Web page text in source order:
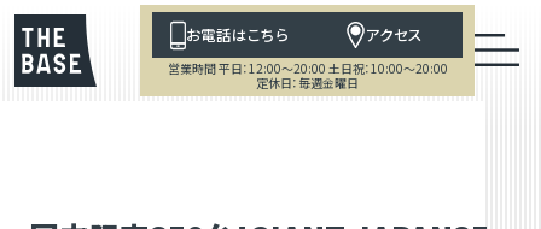
お電話はこちら アクセス
営業時間 平日：12:00～20:00 土日祝：10:00～20:00
定休日：毎週金曜日